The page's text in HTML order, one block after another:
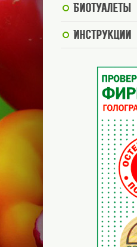
Биотуалеты
Инструкции